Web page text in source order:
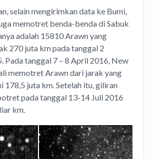
selain mengirimkan data ke Bumi,
memotret benda-benda di Sabuk
adalah 15810 Arawn yang
270 juta km pada tanggal 2
Pada tanggal 7 – 8 April 2016, New
memotret Arawn dari jarak yang
178,5 juta km. Setelah itu, giliran
pada tanggal 13-14 Juli 2016
km.